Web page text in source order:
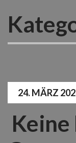
24. MÄRZ
Keine